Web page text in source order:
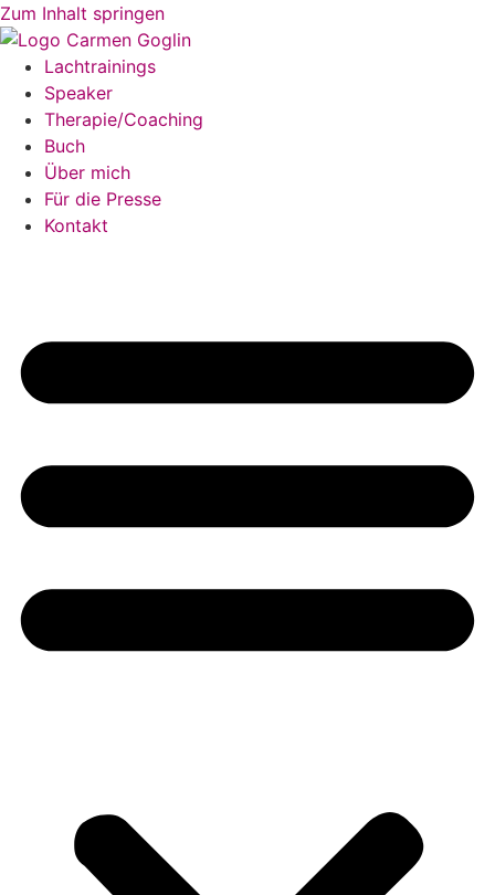
Zum Inhalt springen
Lachtrainings
Speaker
Therapie/Coaching
Buch
Über mich
Für die Presse
Kontakt